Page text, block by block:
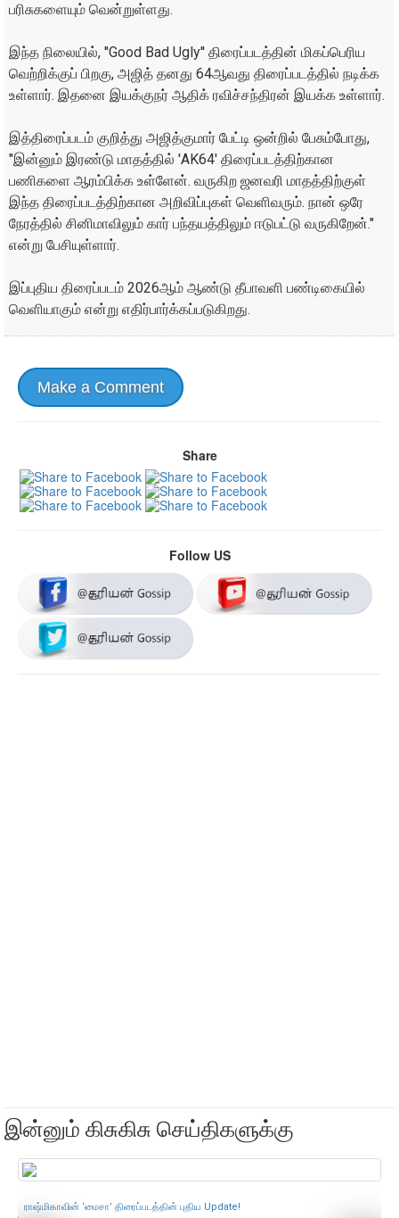
பரிசுகளையும் வென்றுள்ளது.
இந்த நிலையில், ''Good Bad Ugly'' திரைப்படத்தின் மிகப்பெரிய
வெற்றிக்குப் பிறகு, அஜித் தனது 64ஆவது திரைப்படத்தில் நடிக்க
உள்ளார். இதனை இயக்குநர் ஆதிக் ரவிச்சந்திரன் இயக்க உள்ளார்.
இத்திரைப்படம் குறித்து அஜித்குமார் பேட்டி ஒன்றில் பேசும்போது,
"இன்னும் இரண்டு மாதத்தில் 'AK64' திரைப்படத்திற்கான
பணிகளை ஆரம்பிக்க உள்ளேன். வருகிற ஜனவரி மாதத்திற்குள்
இந்த திரைப்படத்திற்கான அறிவிப்புகள் வெளிவரும். நான் ஒரே
நேரத்தில் சினிமாவிலும் கார் பந்தயத்திலும் ஈடுபட்டு வருகிறேன்."
என்று பேசியுள்ளார்.
இப்புதிய திரைப்படம் 2026ஆம் ஆண்டு தீபாவளி பண்டிகையில்
வெளியாகும் என்று எதிர்பார்க்கப்படுகிறது.
Make a Comment
Share
Follow US
இன்னும் கிசுகிசு செய்திகளுக்கு
ராஷ்மிகாவின் ‘மைசா’ திரைப்படத்தின் புதிய Update!